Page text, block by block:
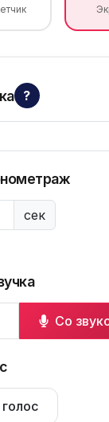
?
сек
Со